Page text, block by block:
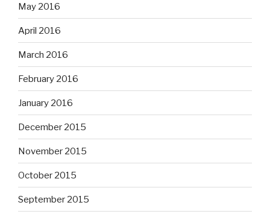
May 2016
April 2016
March 2016
February 2016
January 2016
December 2015
November 2015
October 2015
September 2015